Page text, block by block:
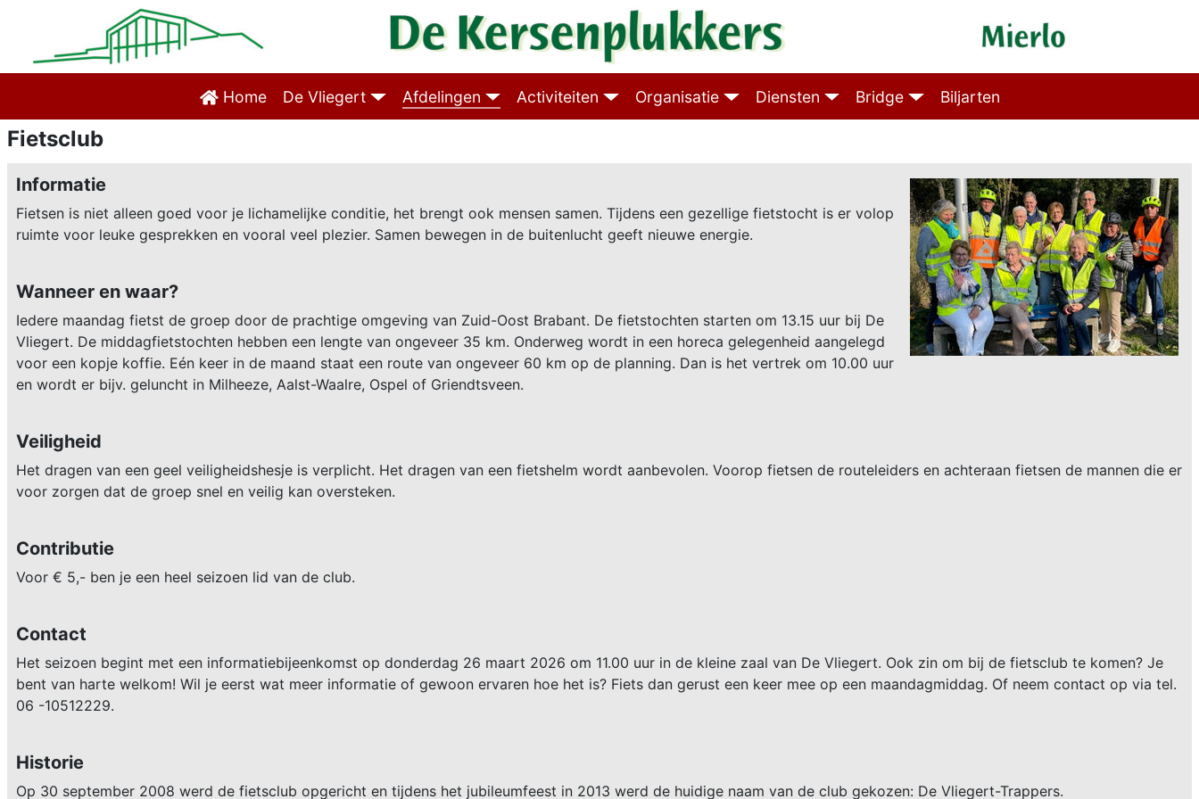
Home De Vliegert Afdelingen Activiteiten Organisatie Diensten Bridge Biljarten
Fietsclub
Informatie
Fietsen is niet alleen goed voor je lichamelijke conditie, het brengt ook mensen samen. Tijdens een gezellige fietstocht is er volop
ruimte voor leuke gesprekken en vooral veel plezier. Samen bewegen in de buitenlucht geeft nieuwe energie.
Wanneer en waar?
Iedere maandag fietst de groep door de prachtige omgeving van Zuid-Oost Brabant. De fietstochten starten om 13.15 uur bij De
Vliegert. De middagfietstochten hebben een lengte van ongeveer 35 km. Onderweg wordt in een horeca gelegenheid aangelegd
voor een kopje koffie. Eén keer in de maand staat een route van ongeveer 60 km op de planning. Dan is het vertrek om 10.00 uur
en wordt er bijv. geluncht in Milheeze, Aalst-Waalre, Ospel of Griendtsveen.
Veiligheid
Het dragen van een geel veiligheidshesje is verplicht. Het dragen van een fietshelm wordt aanbevolen. Voorop fietsen de routeleiders en achteraan fietsen de mannen die er
voor zorgen dat de groep snel en veilig kan oversteken.
Contributie
Voor € 5,- ben je een heel seizoen lid van de club.
Contact
Het seizoen begint met een informatiebijeenkomst op donderdag 26 maart 2026 om 11.00 uur in de kleine zaal van De Vliegert. Ook zin om bij de fietsclub te komen? Je
bent van harte welkom! Wil je eerst wat meer informatie of gewoon ervaren hoe het is? Fiets dan gerust een keer mee op een maandagmiddag. Of neem contact op via tel.
06 -10512229.
Historie
Op 30 september 2008 werd de fietsclub opgericht en tijdens het jubileumfeest in 2013 werd de huidige naam van de club gekozen: De Vliegert-Trappers.